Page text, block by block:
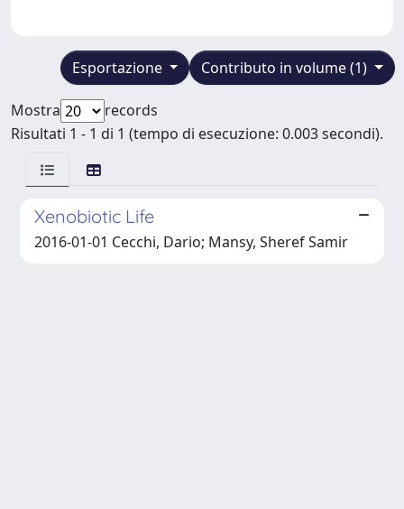
Contributo in volume (1)
Esportazione
Mostra
records
Risultati 1 - 1 di 1 (tempo di esecuzione: 0.003 secondi).
Xenobiotic Life
2016-01-01 Cecchi, Dario; Mansy, Sheref Samir